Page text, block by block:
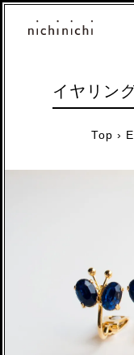
イヤリン
Top ›